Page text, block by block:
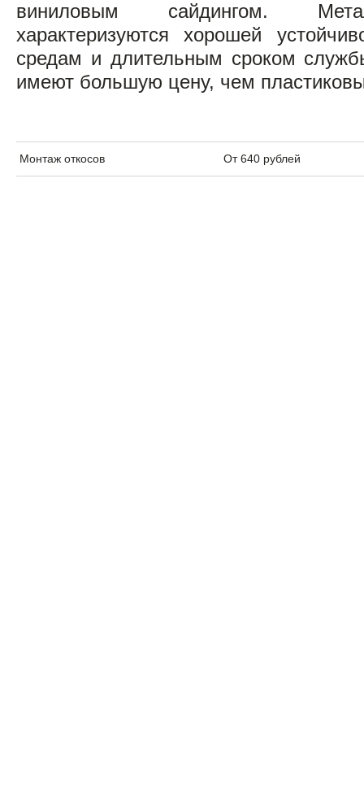
виниловым сайдингом.
характеризуются хорошей
средам и длительным сроком
имеют большую цену, чем
Монтаж откосов От 640 рублей